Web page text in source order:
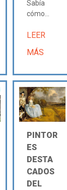
Sabía
cómo...
LEER
MÁS
PINTOR
ES
DESTA
CADOS
DEL